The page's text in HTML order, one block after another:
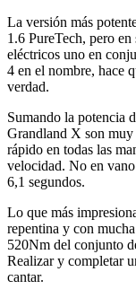
La versión más
1.6 PureTech, pero
eléctricos uno en
4 en el nombre, hace
verdad.
Sumando la potencia
Grandland X son muy
rápido en todas las
velocidad. No en
6,1 segundos.
Lo que más
repentina y con
520Nm del conjunto
Realizar y completar
cantar.